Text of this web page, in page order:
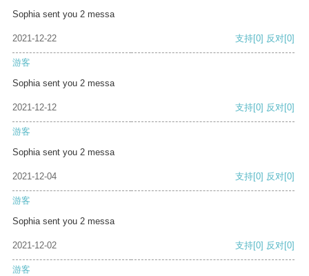
Sophia sent you 2 messa
2021-12-22 支持[0] 反对[0]
游客
Sophia sent you 2 messa
2021-12-12 支持[0] 反对[0]
游客
Sophia sent you 2 messa
2021-12-04 支持[0] 反对[0]
游客
Sophia sent you 2 messa
2021-12-02 支持[0] 反对[0]
游客